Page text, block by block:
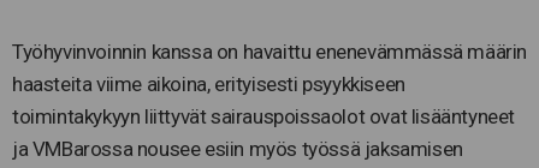
Työhyvinvoinnin kanssa on havaittu enenevämmässä määrin
haasteita viime aikoina, erityisesti psyykkiseen
toimintakykyyn liittyvät sairauspoissaolot ovat lisääntyneet
ja VMBarossa nousee esiin myös työssä jaksamisen